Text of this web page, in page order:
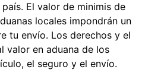
El valor de minimis de
locales impondrán un
tu envío. Los derechos y el
valor en aduana de los
el seguro y el envío.